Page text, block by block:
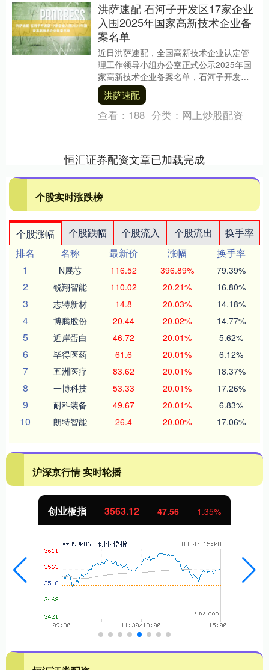
洪萨速配 石河子开发区17家企业
入围2025年国家高新技术企业备
案名单
近日洪萨速配，全国高新技术企业认定管
理工作领导小组办公室正式公示2025年国
家高新技术企业备案名单，石河子开发区
共有17家企业成功入围，涵盖了新材料、
智能制造、....
洪萨速配
查看： 188 分类： 网上炒股配资
恒汇证券配资文章已加载完成
个股实时涨跌榜
个股涨幅 个股跌幅 个股流入 个股流出
换手率
排名
名称 最新价 涨幅
换手率
1
N展芯 116.52 396.89% 79.39%
2 锐翔智能 110.02 20.21% 16.80%
3 志特新材 14.8 20.03% 14.18%
4 博腾股份 20.44 20.02% 14.77%
5 近岸蛋白 46.72 20.01% 5.62%
6 毕得医药 61.6 20.01% 6.12%
7 五洲医疗 83.62 20.01% 18.37%
8 一博科技 53.33 20.01% 17.26%
9 耐科装备 49.67 20.01% 6.83%
10 朗特智能 26.4 20.00% 17.06%
沪深京行情 实时轮播
创业板指 3563.12 47.56 1.35%